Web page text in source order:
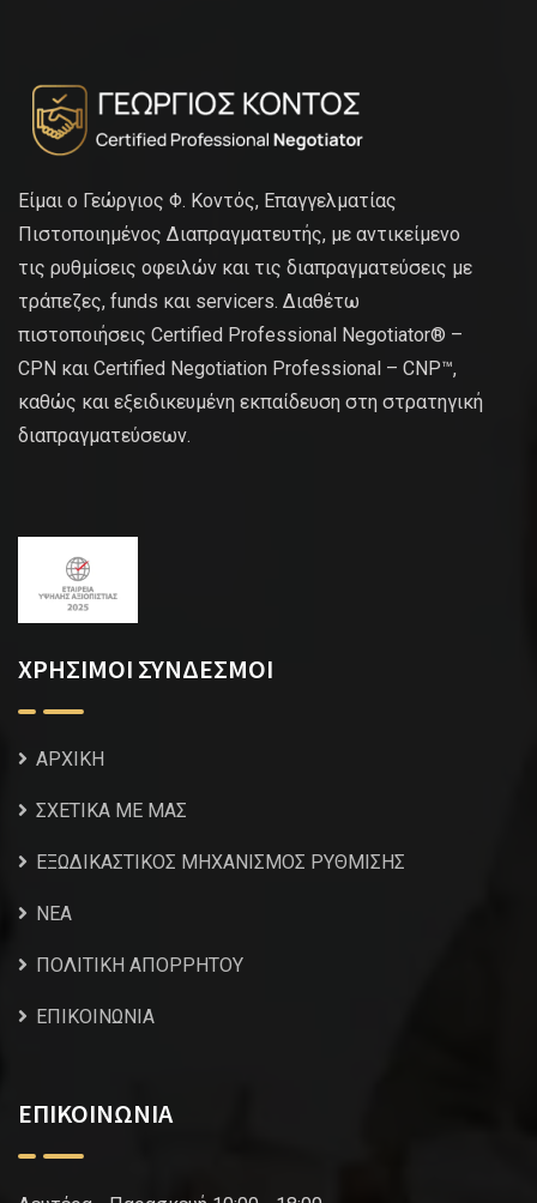
Είμαι ο Γεώργιος Φ. Κοντός, Επαγγελματίας
Πιστοποιημένος Διαπραγματευτής, με αντικείμενο
τις ρυθμίσεις οφειλών και τις διαπραγματεύσεις με
τράπεζες, funds και servicers. Διαθέτω
πιστοποιήσεις Certified Professional Negotiator® –
CPN και Certified Negotiation Professional – CNP™,
καθώς και εξειδικευμένη εκπαίδευση στη στρατηγική
διαπραγματεύσεων.
ΧΡΗΣΙΜΟΙ ΣΥΝΔΕΣΜΟΙ
ΑΡΧΙΚΗ
ΣΧΕΤΙΚΑ ΜΕ ΜΑΣ
ΕΞΩΔΙΚΑΣΤΙΚΟΣ ΜΗΧΑΝΙΣΜΟΣ ΡΥΘΜΙΣΗΣ
NEA
ΠΟΛΙΤΙΚΗ ΑΠΟΡΡΗΤΟΥ
ΕΠΙΚΟΙΝΩΝΙΑ
ΕΠΙΚΟΙΝΩΝΙΑ